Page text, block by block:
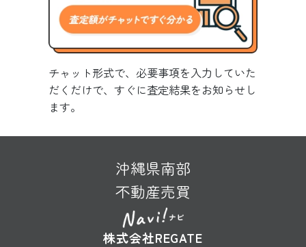
チャット形式で、必要事項を入力していた
だくだけで、すぐに査定結果をお知らせし
ます。
沖縄県南部
不動産売買
株式会社REGATE